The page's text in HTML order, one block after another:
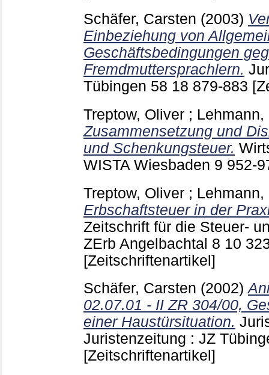
Schäfer, Carsten (2003)
Einbeziehung von
Geschäftsbedingungen
Fremdmuttersprachlern.
Tübingen 58 18 879-883
Treptow, Oliver ; Lehmann,
Zusammensetzung und
und Schenkungsteuer.
WISTA Wiesbaden 9 952-
Treptow, Oliver ; Lehmann,
Erbschaftsteuer in der
Zeitschrift für die Steuer-
ZErb Angelbachtal 8 10
[Zeitschriftenartikel]
Schäfer, Carsten (2002)
02.07.01 - II ZR 304/00,
einer Haustürsituation.
Juristenzeitung : JZ
[Zeitschriftenartikel]